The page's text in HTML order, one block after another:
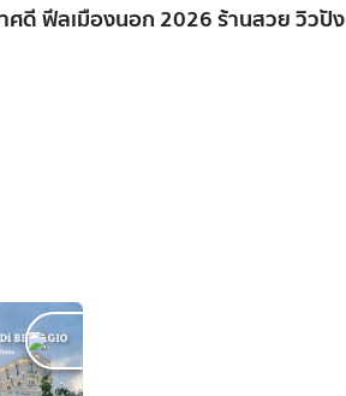
ศดี ฟีลเมืองนอก 2026 ร้านสวย วิวปัง